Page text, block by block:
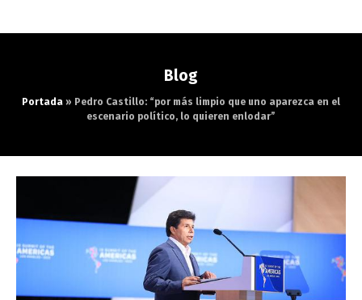
Blog
Portada » Pedro Castillo: “por más limpio que uno aparezca en el
escenario político, lo quieren enlodar”